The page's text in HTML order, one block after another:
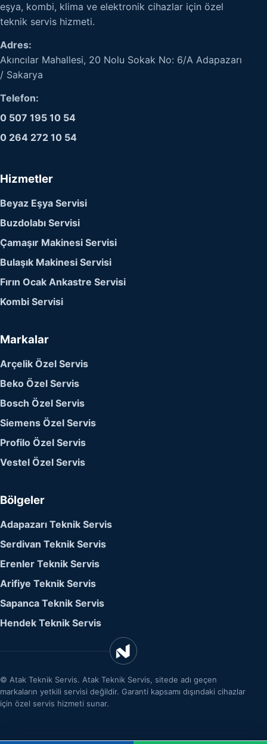
eşya, kombi, klima ve elektronik cihazlar için özel
teknik servis hizmeti.
Adres:
Akıncılar Mahallesi, 20 Nolu Sokak No: 6/A Adapazarı
/ Sakarya
Telefon:
0 507 195 10 54
0 264 272 10 54
Hizmetler
Beyaz Eşya Servisi
Buzdolabı Servisi
Çamaşır Makinesi Servisi
Bulaşık Makinesi Servisi
Fırın Ocak Ankastre Servisi
Kombi Servisi
Markalar
Arçelik Özel Servis
Beko Özel Servis
Bosch Özel Servis
Siemens Özel Servis
Profilo Özel Servis
Vestel Özel Servis
Bölgeler
Adapazarı Teknik Servis
Serdivan Teknik Servis
Erenler Teknik Servis
Arifiye Teknik Servis
Sapanca Teknik Servis
Hendek Teknik Servis
© Atak Teknik Servis. Atak Teknik Servis, sitede adı geçen
markaların yetkili servisi değildir. Garanti kapsamı dışındaki cihazlar
için özel servis hizmeti sunar.